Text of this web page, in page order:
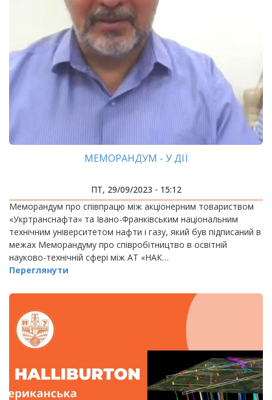
МЕМОРАНДУМ - У ДІЇ
ПТ, 29/09/2023 - 15:12
Меморандум про співпрацю між акціонерним товариством
«Укртранснафта» та Івано-Франківським національним
технічним університетом нафти і газу, який був підписаний в
межах Меморандуму про співробітництво в освітній
науково-технічній сфері між АТ «НАК…
Переглянути